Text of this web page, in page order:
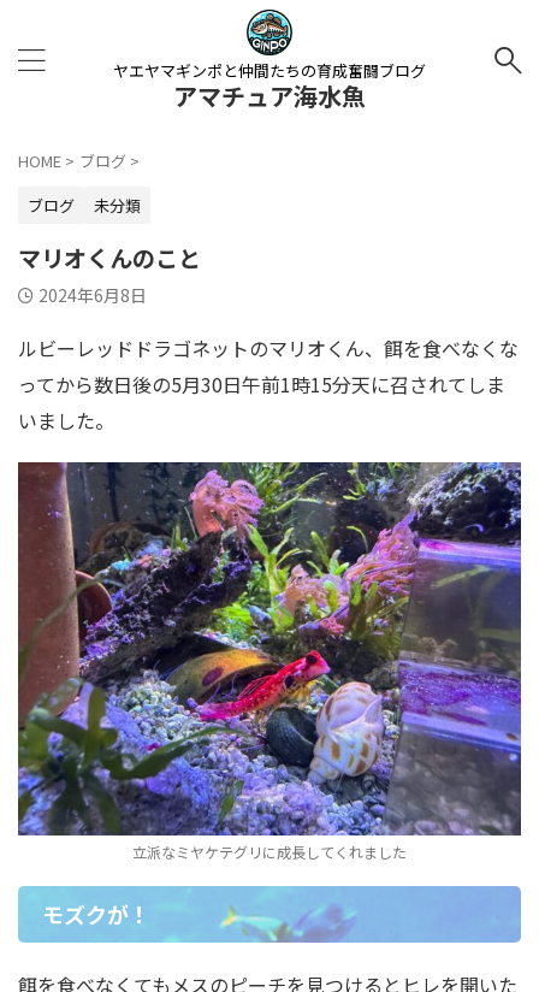
ヤエヤマギンポと仲間たちの育成奮闘ブログ
アマチュア海水魚
HOME > ブログ >
ブログ
未分類
マリオくんのこと
2024年6月8日
ルビーレッドドラゴネットのマリオくん、餌を食べなくな
ってから数日後の5月30日午前1時15分天に召されてしま
いました。
立派なミヤケテグリに成長してくれました
モズクが！
餌を食べなくてもメスのピーチを見つけるとヒレを開いた